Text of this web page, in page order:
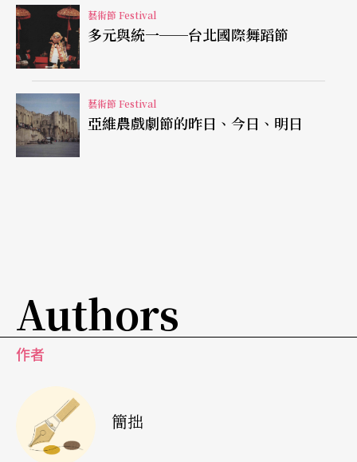
十五到二十四日舉行第十八屆國際音樂、戲劇、文
藝節。（洽詢電話：42-44-32-21）
在不到十天的節慶期間，觀眾將可欣賞到巴西音樂
在「熱帶浪潮」中最閃亮、最前衛的名家Caetano V
eloso和最富有爵士樂節奏的桑巴舞者兼單簧管吹奏
團」則將以啞劇的形式摹擬法國著名詩人韓波（Ri
mbaud）的生平事蹟。
有趣節目。
●法國東南部大城格勒諾勃（Grenoble），今年夏
藝術節 Festival
多元與統一──台北國際舞蹈節
藝術節 Festival
亞維農戲劇節的昨日、今日、明日
Authors
作者
簡拙